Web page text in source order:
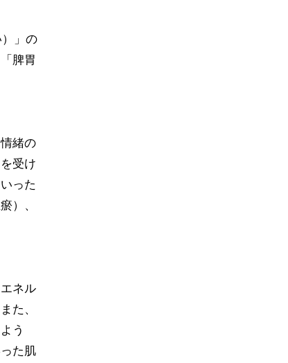
」の
脾胃
緒の
受け
った
）、
ネル
た、
う
た肌